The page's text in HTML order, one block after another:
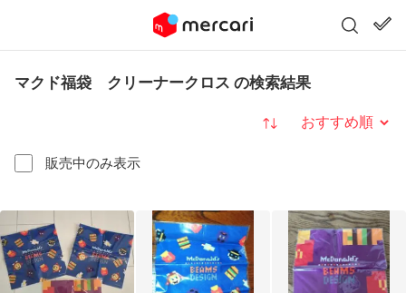
マクド福袋 クリーナークロス の検索結果
販売中のみ表示
並び替え